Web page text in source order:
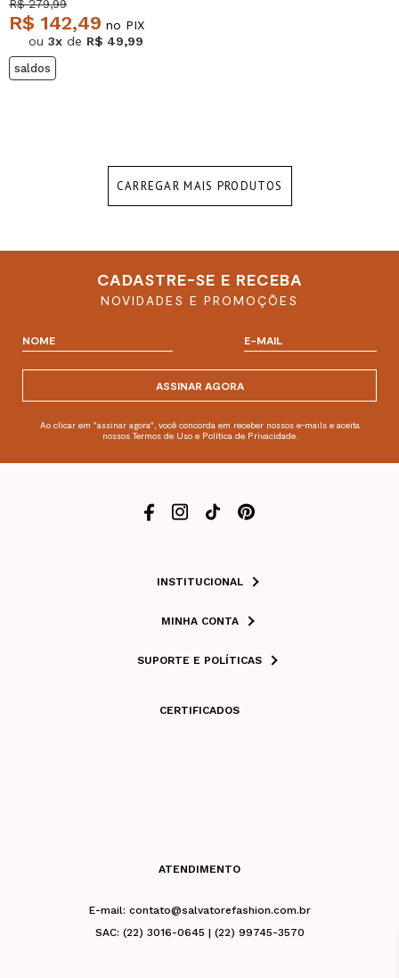
R$ 279,99
R$ 142,49 no PIX
ou 3x de R$ 49,99
saldos
CARREGAR MAIS PRODUTOS
CADASTRE-SE E RECEBA
NOVIDADES E PROMOÇÕES
ASSINAR AGORA
Ao clicar em "assinar agora", você concorda em receber nossos e-mails e aceita
nossos Termos de Uso e Política de Privacidade.
INSTITUCIONAL
MINHA CONTA
SUPORTE E POLÍTICAS
CERTIFICADOS
ATENDIMENTO
E-mail: contato@salvatorefashion.com.br
SAC: (22) 3016-0645 | (22) 99745-3570